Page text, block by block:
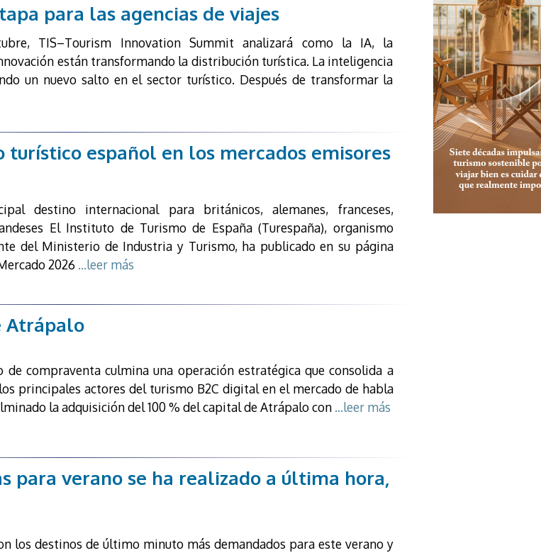
para las agencias de viajes
TIS–Tourism Innovation Summit analizará como la IA, la
están transformando la distribución turística. La inteligencia
un nuevo salto en el sector turístico. Después de transformar la
español en los mercados emisores
destino internacional para británicos, alemanes, franceses,
El Instituto de Turismo de España (Turespaña), organismo
del Ministerio de Industria y Turismo, ha publicado en su página
2026 ...leer más
Atrápalo
de compraventa culmina una operación estratégica que consolida a
principales actores del turismo B2C digital en el mercado de habla
la adquisición del 100 % del capital de Atrápalo con...leer más
para verano se ha realizado a última hora,
los destinos de último minuto más demandados para este verano y